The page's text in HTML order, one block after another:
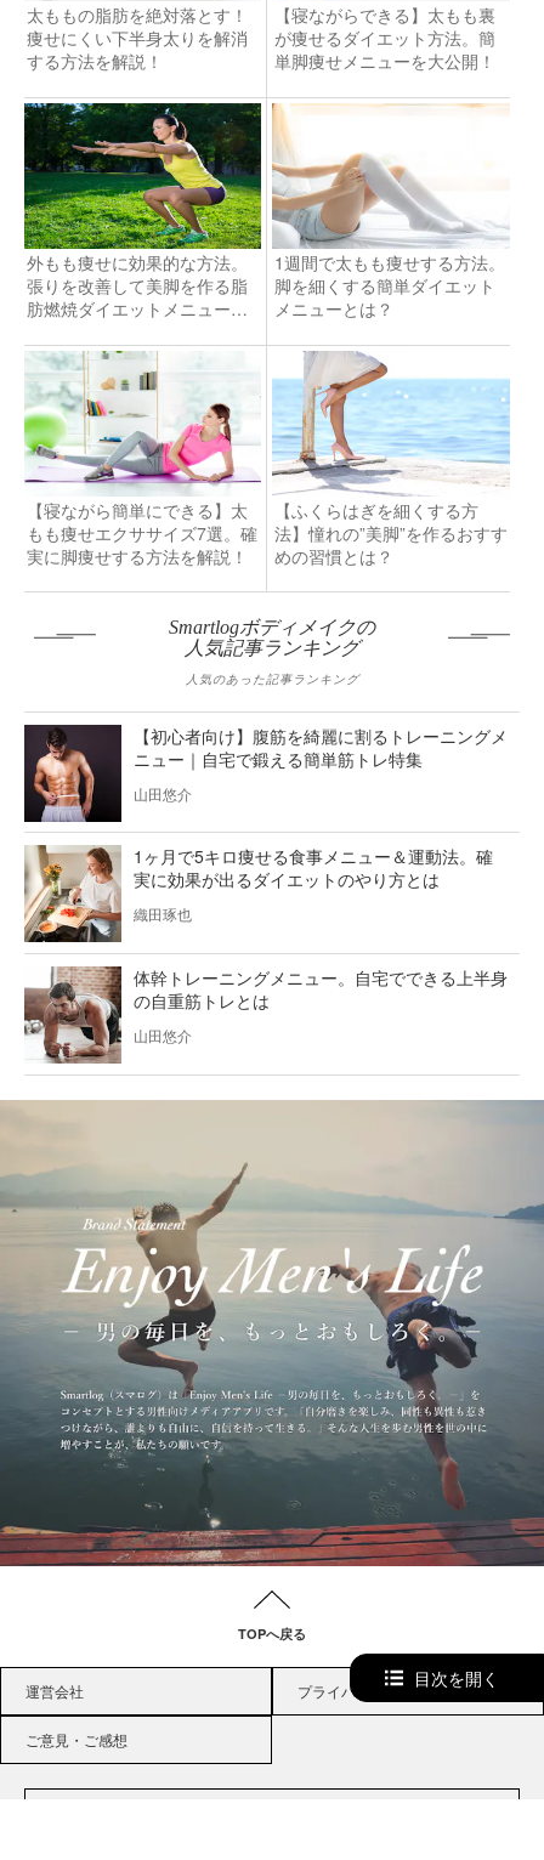
太ももの脂肪を絶対落とす！
痩せにくい下半身太りを解消
する方法を解説！
【寝ながらできる】太もも裏
が痩せるダイエット方法。簡
単脚痩せメニューを大公開！
外もも痩せに効果的な方法。
張りを改善して美脚を作る脂
肪燃焼ダイエットメニューを
1週間で太もも痩せする方法。
脚を細くする簡単ダイエット
メニューとは？
【寝ながら簡単にできる】太
もも痩せエクササイズ7選。確
実に脚痩せする方法を解説！
【ふくらはぎを細くする方
法】憧れの”美脚”を作るおすす
めの習慣とは？
Smartlogボディメイクの
人気記事ランキング
人気のあった記事ランキング
【初心者向け】腹筋を綺麗に割るトレーニングメ
ニュー｜自宅で鍛える簡単筋トレ特集
山田悠介
1ヶ月で5キロ痩せる食事メニュー＆運動法。確
実に効果が出るダイエットのやり方とは
織田琢也
体幹トレーニングメニュー。自宅でできる上半身
の自重筋トレとは
山田悠介
TOPへ戻る
運営会社 プライバシーポリシー
ご意見・ご感想
目次を開く